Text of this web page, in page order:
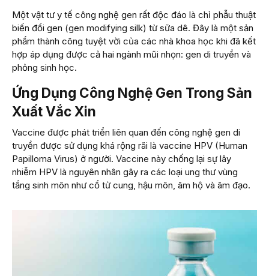
Một vật tư y tế công nghệ gen rất độc đáo là chỉ phẫu thuật
biến đổi gen (gen modifying silk) từ sữa dê. Đây là một sản
phẩm thành công tuyệt vời của các nhà khoa học khi đã kết
hợp áp dụng được cả hai ngành mũi nhọn: gen di truyền và
phỏng sinh học.
Ứng Dụng Công Nghệ Gen Trong Sản
Xuất Vắc Xin
Vaccine được phát triển liên quan đến công nghệ gen di
truyền được sử dụng khá rộng rãi là vaccine HPV (Human
Papilloma Virus) ở người. Vaccine này chống lại sự lây
nhiễm HPV là nguyên nhân gây ra các loại ung thư vùng
tầng sinh môn như cổ tử cung, hậu môn, âm hộ và âm đạo.